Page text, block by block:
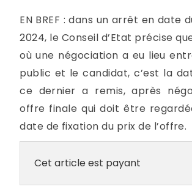
EN BREF : dans un arrêt en date
2024, le Conseil d’Etat précise
où une négociation a eu lieu
public et le candidat, c’est la
ce dernier a remis, après
offre finale qui doit être
date de fixation du prix de l’offre.
Cet article est payant